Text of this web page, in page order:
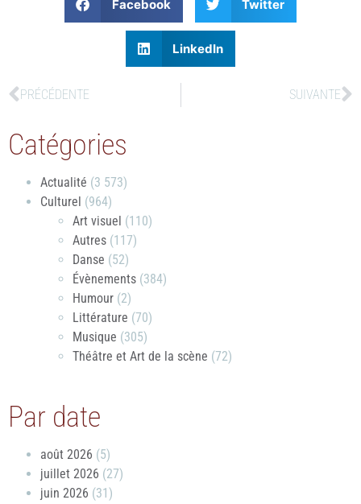
Facebook Twitter
LinkedIn
PRÉCÉDENTE SUIVANTE
Catégories
Actualité (3 573)
Culturel (964)
Art visuel (110)
Autres (117)
Danse (52)
Évènements (384)
Humour (2)
Littérature (70)
Musique (305)
Théâtre et Art de la scène (72)
Par date
août 2026 (5)
juillet 2026 (27)
juin 2026 (31)